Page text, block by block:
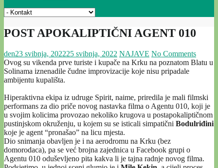
POST APOKALIPTIČNI AGENT 010
den23 svibnja, 202225 svibnja, 2022 NAJAVE No Comments
Ovog su vikenda prve turiste i kupače na Krku na poznatom Blatu u
Solinama iznenadile čudne improvizacije koje nisu pripadale
ambijentu kupališta.
Hiperaktivna ekipa iz udruge Spirit, naime, priredila je mali filmski
performans za dio priče novog nastavka filma o Agentu 010, koji je
u svojim kolicima provozao nekoliko krugova u postapokaliptičnom
pustinjskom okruženju, u kojem su se isticali simpatični Bodulriđini
koje je agent “pronašao” na licu mjesta.
Dio snimanja obavljen je i na aerodromu na Krku (bez
domorodaca), pa se već brojna zajednica u Facebook grupi o
Agentu 010 oduševljeno pita kakva li je tajna radnje novog filma.